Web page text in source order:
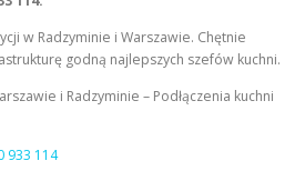
w Radzyminie i Warszawie. Chętnie
godną najlepszych szefów kuchni.
i Radzyminie – Podłączenia kuchni
933 114